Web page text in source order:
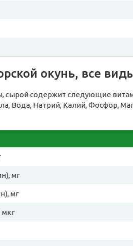
окунь, все
сырой содержит следующие
Вода, Натрий, Калий, Фосфор,
мг
мг
мкг